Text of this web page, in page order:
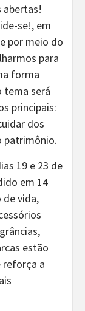
abertas!
se!, em
por meio do
para
forma
tema será
principais:
dos
patrimônio.
19 e 23 de
em 14
vida,
estão
reforça a